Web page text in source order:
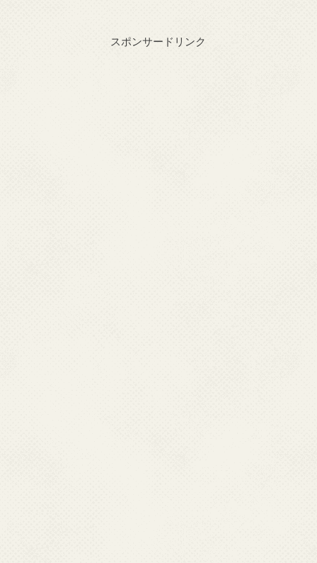
スポンサードリンク